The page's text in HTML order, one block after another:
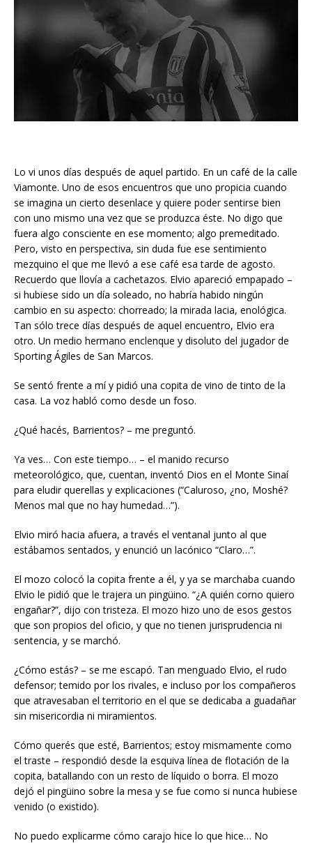
Lo vi unos días después de aquel partido. En un café de la calle
Viamonte. Uno de esos encuentros que uno propicia cuando
se imagina un cierto desenlace y quiere poder sentirse bien
con uno mismo una vez que se produzca éste. No digo que
fuera algo consciente en ese momento; algo premeditado.
Pero, visto en perspectiva, sin duda fue ese sentimiento
mezquino el que me llevó a ese café esa tarde de agosto.
Recuerdo que llovía a cachetazos. Elvio apareció empapado –
si hubiese sido un día soleado, no habría habido ningún
cambio en su aspecto: chorreado; la mirada lacia, enológica.
Tan sólo trece días después de aquel encuentro, Elvio era
otro. Un medio hermano enclenque y disoluto del jugador de
Sporting Ágiles de San Marcos.
Se sentó frente a mí y pidió una copita de vino de tinto de la
casa. La voz habló como desde un foso.
¿Qué hacés, Barrientos? – me preguntó.
Ya ves… Con este tiempo… – el manido recurso
meteorológico, que, cuentan, inventó Dios en el Monte Sinaí
para eludir querellas y explicaciones (“Caluroso, ¿no, Moshé?
Menos mal que no hay humedad…”).
Elvio miró hacia afuera, a través el ventanal junto al que
estábamos sentados, y enunció un lacónico “Claro…”.
El mozo colocó la copita frente a él, y ya se marchaba cuando
Elvio le pidió que le trajera un pingüino. “¿A quién corno quiero
engañar?”, dijo con tristeza. El mozo hizo uno de esos gestos
que son propios del oficio, y que no tienen jurisprudencia ni
sentencia, y se marchó.
¿Cómo estás? – se me escapó. Tan menguado Elvio, el rudo
defensor; temido por los rivales, e incluso por los compañeros
que atravesaban el territorio en el que se dedicaba a guadañar
sin misericordia ni miramientos.
Cómo querés que esté, Barrientos; estoy mismamente como
el traste – respondió desde la esquiva línea de flotación de la
copita, batallando con un resto de líquido o borra. El mozo
dejó el pingüino sobre la mesa y se fue como si nunca hubiese
venido (o existido).
No puedo explicarme cómo carajo hice lo que hice… No